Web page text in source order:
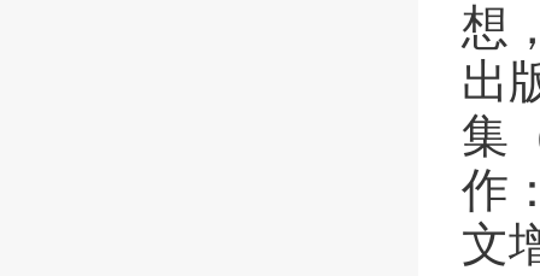
想
出
集
作
文